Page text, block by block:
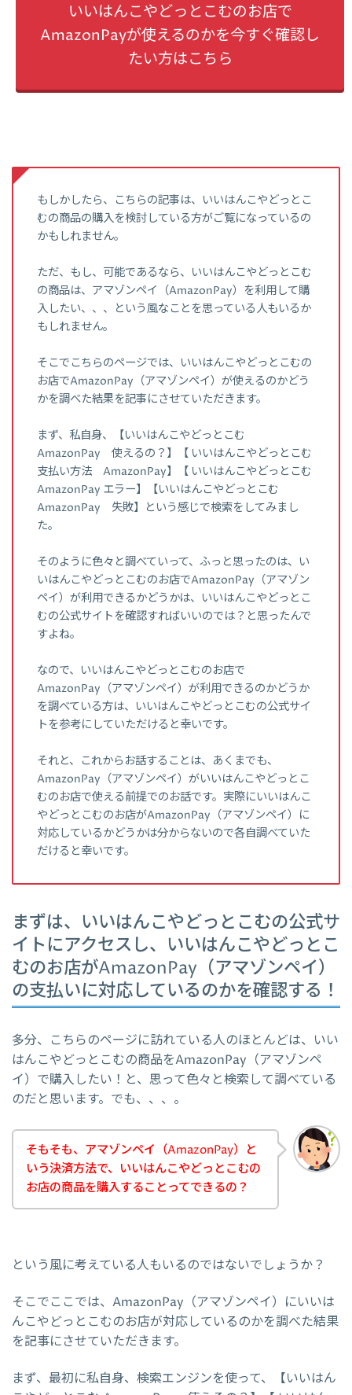
いいはんこやどっとこむのお店で
AmazonPayが使えるのかを今すぐ確認し
たい方はこちら
もしかしたら、こちらの記事は、いいはんこやどっとこ
むの商品の購入を検討している方がご覧になっているの
かもしれません。
ただ、もし、可能であるなら、いいはんこやどっとこむ
の商品は、アマゾンペイ（AmazonPay）を利用して購
入したい、、、という風なことを思っている人もいるか
もしれません。
そこでこちらのページでは、いいはんこやどっとこむの
お店でAmazonPay（アマゾンペイ）が使えるのかどう
かを調べた結果を記事にさせていただきます。
まず、私自身、【いいはんこやどっとこむ
AmazonPay 使えるの？】【 いいはんこやどっとこむ
支払い方法 AmazonPay】【 いいはんこやどっとこむ
AmazonPay エラー】【いいはんこやどっとこむ
AmazonPay 失敗】という感じで検索をしてみまし
た。
そのように色々と調べていって、ふっと思ったのは、い
いはんこやどっとこむのお店でAmazonPay（アマゾン
ペイ）が利用できるかどうかは、いいはんこやどっとこ
むの公式サイトを確認すればいいのでは？と思ったんで
すよね。
なので、いいはんこやどっとこむのお店で
AmazonPay（アマゾンペイ）が利用できるのかどうか
を調べている方は、いいはんこやどっとこむの公式サイ
トを参考にしていただけると幸いです。
それと、これからお話することは、あくまでも、
AmazonPay（アマゾンペイ）がいいはんこやどっとこ
むのお店で使える前提でのお話です。実際にいいはんこ
やどっとこむのお店がAmazonPay（アマゾンペイ）に
対応しているかどうかは分からないので各自調べていた
だけると幸いです。
まずは、いいはんこやどっとこむの公式サ
イトにアクセスし、いいはんこやどっとこ
むのお店がAmazonPay（アマゾンペイ）
の支払いに対応しているのかを確認する！
多分、こちらのページに訪れている人のほとんどは、いい
はんこやどっとこむの商品をAmazonPay（アマゾンペ
イ）で購入したい！と、思って色々と検索して調べている
のだと思います。でも、、、。
そもそも、アマゾンペイ（AmazonPay）と
いう決済方法で、いいはんこやどっとこむの
お店の商品を購入することってできるの？
という風に考えている人もいるのではないでしょうか？
そこでここでは、AmazonPay（アマゾンペイ）にいいは
んこやどっとこむのお店が対応しているのかを調べた結果
を記事にさせていただきます。
まず、最初に私自身、検索エンジンを使って、【いいはん